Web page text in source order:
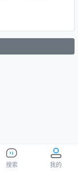
搜索 我的